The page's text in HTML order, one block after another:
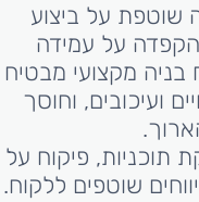
שוטפת על ביצוע
על עמידה
בניה מקצועי מבטיח
ועיכובים, וחוסך
תוכניות, פיקוח על
שוטפים ללקוח.